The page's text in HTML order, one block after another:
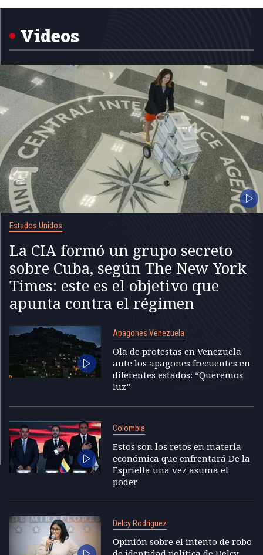
1
Videos
Estados Unidos
La CIA formó un grupo secreto
sobre Cuba, según The New York
Times: este es el objetivo que
apunta contra el régimen
Apagones Venezuela
Ola de protestas en Venezuela
ante los apagones frecuentes en
diferentes estados: “Queremos
luz”
Colombia
Estos son los retos en materia
económica que enfrentará De la
Espriella una vez asuma el
poder
Delcy Rodríguez
Opinión sobre el intento de robo